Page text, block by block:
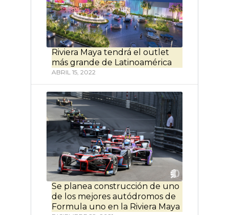
Riviera Maya tendrá el outlet
más grande de Latinoamérica
ABRIL 15, 2022
Se planea construcción de uno
de los mejores autódromos de
Formula uno en la Riviera Maya